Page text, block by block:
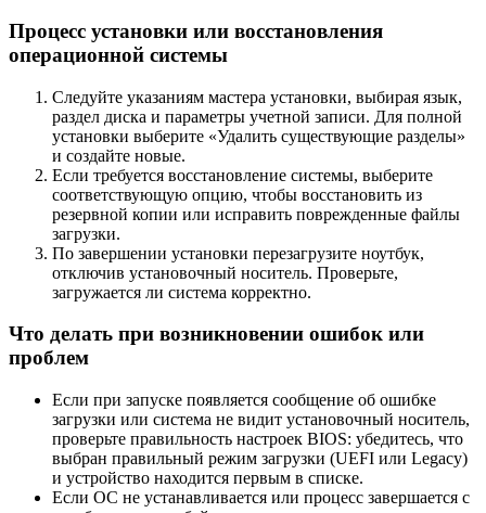
Процесс установки или восстановления
операционной системы
Следуйте указаниям мастера установки, выбирая язык,
раздел диска и параметры учетной записи. Для полной
установки выберите «Удалить существующие разделы»
и создайте новые.
Если требуется восстановление системы, выберите
соответствующую опцию, чтобы восстановить из
резервной копии или исправить поврежденные файлы
загрузки.
По завершении установки перезагрузите ноутбук,
отключив установочный носитель. Проверьте,
загружается ли система корректно.
Что делать при возникновении ошибок или
проблем
Если при запуске появляется сообщение об ошибке
загрузки или система не видит установочный носитель,
проверьте правильность настроек BIOS: убедитесь, что
выбран правильный режим загрузки (UEFI или Legacy)
и устройство находится первым в списке.
Если ОС не устанавливается или процесс завершается с